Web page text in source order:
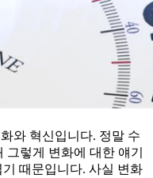
와 혁신입니다. 정말 수
렇게 변화에 대한 얘기
때문입니다. 사실 변화